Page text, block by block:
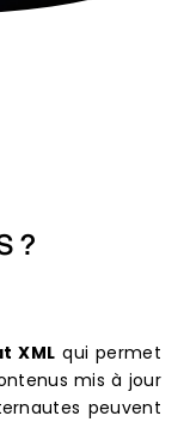
?
XML qui permet
mis à jour
peuvent